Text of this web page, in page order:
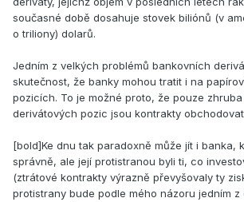
současné době dosahuje stovek biliónů (v
o triliony) dolarů.
Jedním z velkých problémů bankovních
skutečnost, že banky mohou tratit i na
pozicích. To je možné proto, že pouze
derivátových pozic jsou kontrakty
[bold]Ke dnu tak paradoxně může jít i banka,
správně, ale její protistranou byli ti, co
(ztrátové kontrakty výrazně převyšovaly ty
protistrany bude podle mého názoru jedním